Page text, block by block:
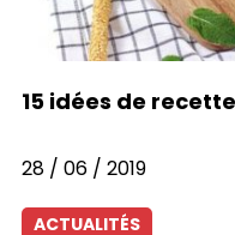
15 idées de
28 / 06 / 2019
ACTUALITÉS